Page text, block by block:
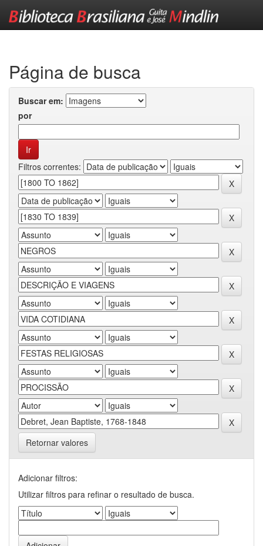
Página de busca
Buscar em:
por
Filtros correntes:
Retornar valores
Adicionar filtros:
Utilizar filtros para refinar o resultado de busca.